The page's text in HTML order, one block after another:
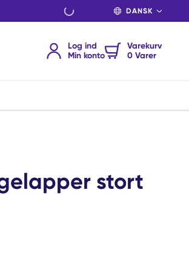
SPROG
Log ind
Min konto
Varekurv
0 Varer
stort